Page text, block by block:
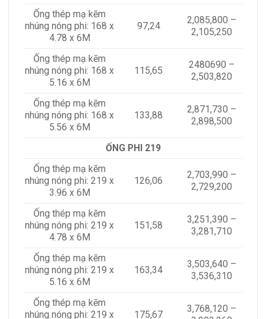
Ống thép mạ kẽm
nhúng nóng phi: 168 x
4.78 x 6M
97,24
2,085,800 –
2,105,250
Ống thép mạ kẽm
nhúng nóng phi: 168 x
5.16 x 6M
115,65
2480690 –
2,503,820
Ống thép mạ kẽm
nhúng nóng phi: 168 x
5.56 x 6M
133,88
2,871,730 –
2,898,500
ỐNG PHI 219
Ống thép mạ kẽm
nhúng nóng phi: 219 x
3.96 x 6M
126,06
2,703,990 –
2,729,200
Ống thép mạ kẽm
nhúng nóng phi: 219 x
4.78 x 6M
151,58
3,251,390 –
3,281,710
Ống thép mạ kẽm
nhúng nóng phi: 219 x
5.16 x 6M
163,34
3,503,640 –
3,536,310
Ống thép mạ kẽm
nhúng nóng phi: 219 x
175,67
3,768,120 –